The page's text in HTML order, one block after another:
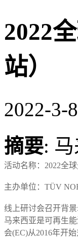
2022
站）
2022-3-
摘要:
活动名称：2022全
主办单位：TÜV
线上研讨会召开背景:
马来西亚是可再生
会(EC)从2016年开